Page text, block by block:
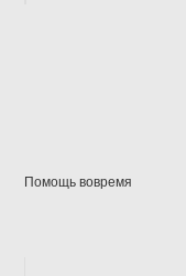
Помощь вовремя